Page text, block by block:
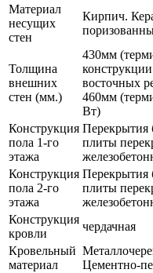
Материал
несущих
стен
Кирпич.
Толщина
внешних
стен (мм.)
430мм
восточных
460мм
Вт)
Конструкция
пола 1-го
этажа
Перекрытия
плиты
Конструкция
пола 2-го
этажа
Перекрытия
плиты
Конструкция
кровли
чердачная
Кровельный
материал
Цементно-